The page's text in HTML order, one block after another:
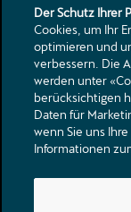
Der Schutz Ihrer
Cookies, um Ihr
optimieren und
verbessern. Die
werden unter
berücksichtigen
Daten für
wenn Sie uns
Informationen